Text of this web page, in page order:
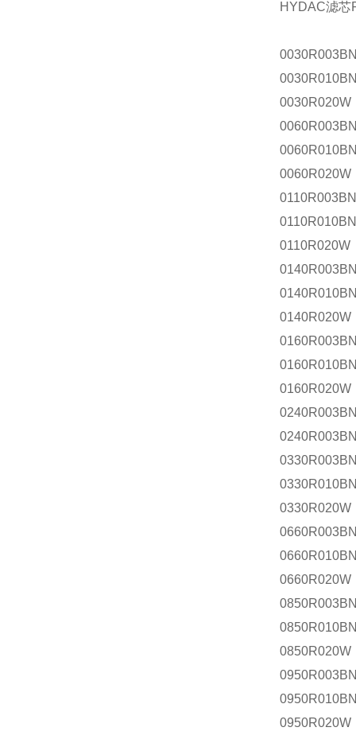
HYDAC滤芯
0030R020W
0060R020W
0110R020W
0140R020W
0160R020W
0330R020W
0660R020W
0850R020W
0950R020W